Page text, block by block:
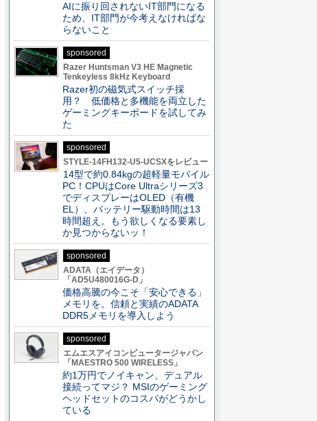
AIに振り回されないIT部門になる
ため、IT部門が今考えなければな
らないこと
sponsored
Razer Huntsman V3 HE Magnetic
Tenkeyless 8kHz Keyboard
Razer初の磁気式スイッチ採
用？ 低価格と多機能を両立した
ゲーミングキーボードを試してみ
た
sponsored
STYLE-14FH132-U5-UCSXをレビュー
14型で約0.84kgの超軽量モバイル
PC！CPUはCore Ultraシリーズ3
でディスプレーはOLED（有機
EL）、バッテリー駆動時間は13
時間超え。もう欲しくなる要素し
か見つからないッ！
sponsored
ADATA（エイデータ）
「AD5U480016G-D」
価格高騰の今こそ「安心できる」
メモリを。信頼と実績のADATA
DDR5メモリを導入しよう
sponsored
エムエスアイコンピュータージャパン
「MAESTRO 500 WIRELESS」
約1万円でノイキャン、デュアル
接続ってマジ？ MSIのゲーミング
ヘッドセットのコスパがどうかし
ている